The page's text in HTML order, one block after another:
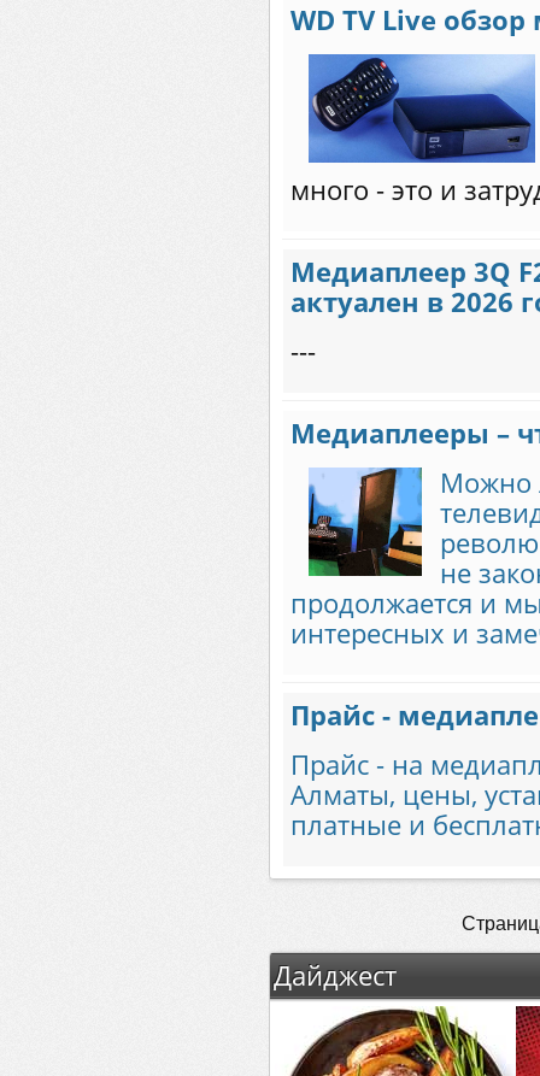
WD TV Live
много - это и
Медиаплеер 3Q
актуален в 2026
---
Медиаплееры –
Можно
не
продолжается и
интересных и
Прайс -
Прайс - на
Алматы, цены,
платные и
Дайджест